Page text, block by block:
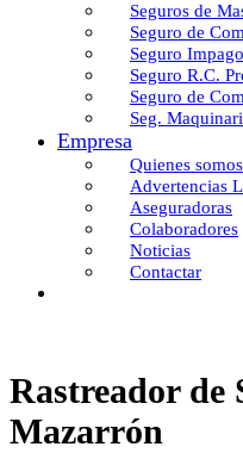
Seguros de
Seguro de
Seguro
Seguro R.C.
Seguro de
Seg.
Empresa
Quienes somos
Advertencias
Aseguradoras
Colaboradores
Noticias
Contactar
Rastreador de
Mazarrón